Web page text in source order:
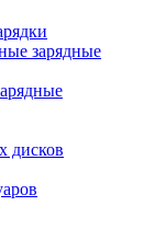
зарядные
дисков